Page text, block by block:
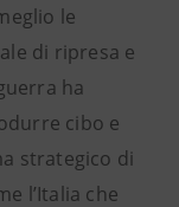
le
di ripresa e
ha
cibo e
strategico di
l’Italia che